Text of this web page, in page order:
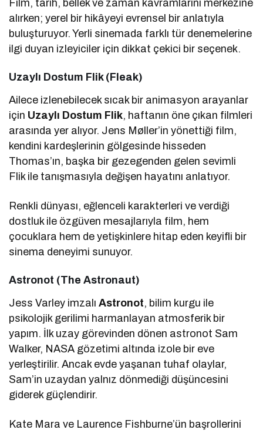
Film, tarih, bellek ve zaman kavramlarını merkezine
alırken; yerel bir hikâyeyi evrensel bir anlatıyla
buluşturuyor. Yerli sinemada farklı tür denemelerine
ilgi duyan izleyiciler için dikkat çekici bir seçenek.
Uzaylı Dostum Flik (Fleak)
Ailece izlenebilecek sıcak bir animasyon arayanlar
için Uzaylı Dostum Flik, haftanın öne çıkan filmleri
arasında yer alıyor. Jens Møller’in yönettiği film,
kendini kardeşlerinin gölgesinde hisseden
Thomas’ın, başka bir gezegenden gelen sevimli
Flik ile tanışmasıyla değişen hayatını anlatıyor.
Renkli dünyası, eğlenceli karakterleri ve verdiği
dostluk ile özgüven mesajlarıyla film, hem
çocuklara hem de yetişkinlere hitap eden keyifli bir
sinema deneyimi sunuyor.
Astronot (The Astronaut)
Jess Varley imzalıAstronot, bilim kurgu ile
psikolojik gerilimi harmanlayan atmosferik bir
yapım. İlk uzay görevinden dönen astronot Sam
Walker, NASA gözetimi altında izole bir eve
yerleştirilir. Ancak evde yaşanan tuhaf olaylar,
Sam’in uzaydan yalnız dönmediği düşüncesini
giderek güçlendirir.
Kate Mara ve Laurence Fishburne’ün başrollerini